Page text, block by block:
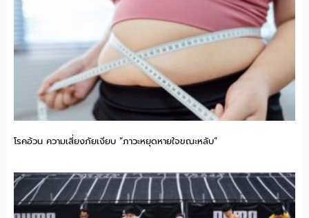
โรคอ้วน ความเสี่ยงภัยเงียบ “ภาวะหยุดหายใจขณะหลับ”